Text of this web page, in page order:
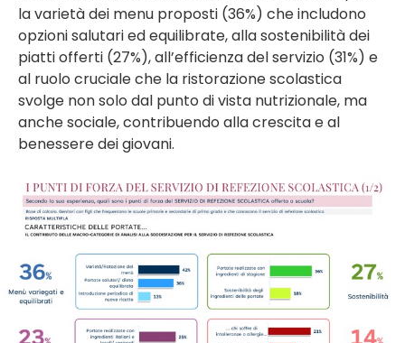
la varietà dei menu proposti (36%) che includono
opzioni salutari ed equilibrate, alla sostenibilità dei
piatti offerti (27%), all’efficienza del servizio (31%) e
al ruolo cruciale che la ristorazione scolastica
svolge non solo dal punto di vista nutrizionale, ma
anche sociale, contribuendo alla crescita e al
benessere dei giovani.